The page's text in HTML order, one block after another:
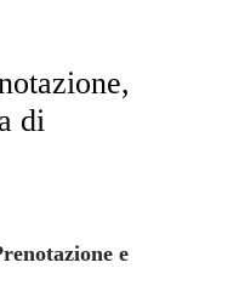
di
e